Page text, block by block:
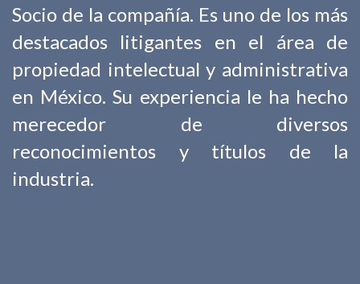
Socio de la compañía. Es uno de los más
destacados litigantes en el área de
propiedad intelectual y administrativa
en México. Su experiencia le ha hecho
merecedor de diversos
reconocimientos y títulos de la
industria.